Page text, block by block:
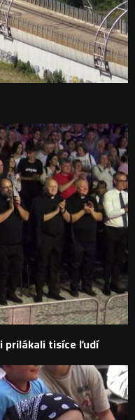
prilákali tisíce ľudí